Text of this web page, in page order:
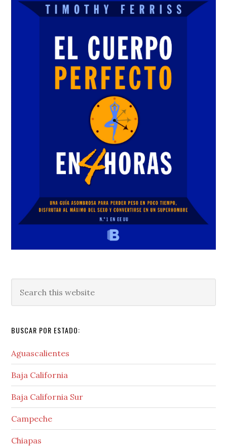
this
BUSCAR POR ESTADO:
Aguascalientes
Baja California
Baja California Sur
Campeche
Chiapas